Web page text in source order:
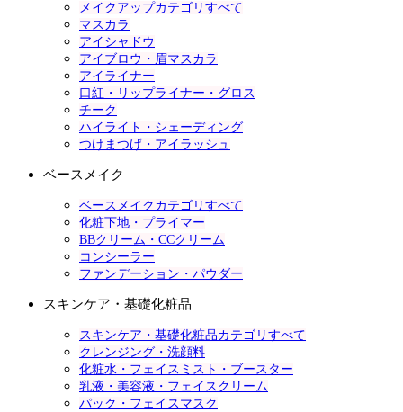
メイクアップカテゴリすべて
マスカラ
アイシャドウ
アイブロウ・眉マスカラ
アイライナー
口紅・リップライナー・グロス
チーク
ハイライト・シェーディング
つけまつげ・アイラッシュ
ベースメイク
ベースメイクカテゴリすべて
化粧下地・プライマー
BBクリーム・CCクリーム
コンシーラー
ファンデーション・パウダー
スキンケア・基礎化粧品
スキンケア・基礎化粧品カテゴリすべて
クレンジング・洗顔料
化粧水・フェイスミスト・ブースター
乳液・美容液・フェイスクリーム
パック・フェイスマスク